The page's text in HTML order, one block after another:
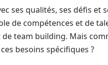
ses qualités, ses défis et
de compétences et de
de team building. Mais
besoins spécifiques ?